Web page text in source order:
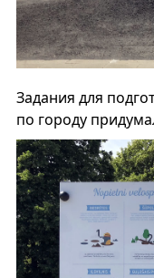
Задания для
по городу